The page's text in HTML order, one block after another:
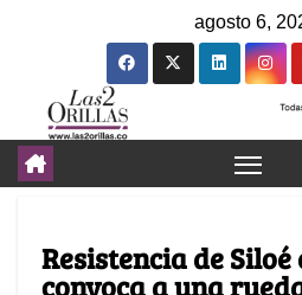
agosto 6,
Resistencia de Siloé
convoca a una